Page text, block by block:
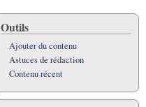
Outils
Ajouter du contenu
Astuces de rédaction
Contenu récent